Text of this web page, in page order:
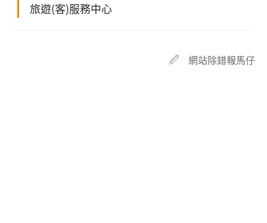
旅遊(客)服務中心
網站除錯報馬仔